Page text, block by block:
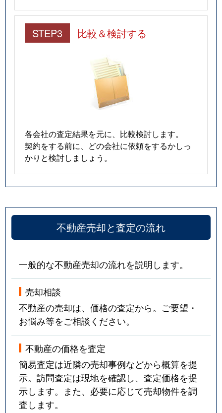
STEP3 比較＆検討する
各会社の査定結果を元に、比較検討します。
契約をする前に、どの会社に依頼をするかしっ
かりと検討しましょう。
不動産売却と査定の流れ
一般的な不動産売却の流れを説明します。
売却相談
不動産の売却は、価格の査定から。ご要望・
お悩み等をご相談ください。
不動産の価格を査定
簡易査定は近隣の売却事例などから概算を提
示。訪問査定は現地を確認し、査定価格を提
示します。また、必要に応じて売却物件を調
査します。